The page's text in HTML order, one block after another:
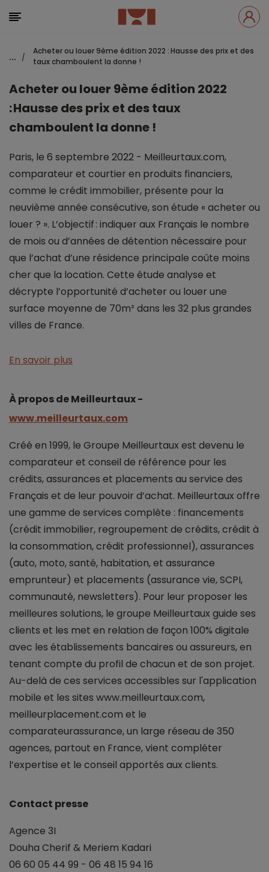
... /
Acheter ou louer 9ème édition 2022 : Hausse des prix et des
taux chamboulent la donne !
Acheter ou louer 9ème édition 2022
: Hausse des prix et des taux
chamboulent la donne !
Paris, le 6 septembre 2022 - Meilleurtaux.com,
comparateur et courtier en produits financiers,
comme le crédit immobilier, présente pour la
neuvième année consécutive, son étude « acheter ou
louer ? ». L’objectif : indiquer aux Français le nombre
de mois ou d’années de détention nécessaire pour
que l’achat d’une résidence principale coûte moins
cher que la location. Cette étude analyse et
décrypte l’opportunité d’acheter ou louer une
surface moyenne de 70m² dans les 32 plus grandes
villes de France.
En savoir plus
À propos de Meilleurtaux -
www.meilleurtaux.com
Créé en 1999, le Groupe Meilleurtaux est devenu le
comparateur et conseil de référence pour les
crédits, assurances et placements au service des
Français et de leur pouvoir d’achat. Meilleurtaux offre
une gamme de services complète : financements
(crédit immobilier, regroupement de crédits, crédit à
la consommation, crédit professionnel), assurances
(auto, moto, santé, habitation, et assurance
emprunteur) et placements (assurance vie, SCPI,
communauté, newsletters). Pour leur proposer les
meilleures solutions, le groupe Meilleurtaux guide ses
clients et les met en relation de façon 100% digitale
avec les établissements bancaires ou assureurs, en
tenant compte du profil de chacun et de son projet.
Au-delà de ces services accessibles sur l'application
mobile et les sites www.meilleurtaux.com,
meilleurplacement.com et le
comparateurassurance, un large réseau de 350
agences, partout en France, vient compléter
l’expertise et le conseil apportés aux clients.
Contact presse
Agence 3I
Douha Cherif & Meriem Kadari
06 60 05 44 99 - 06 48 15 94 16